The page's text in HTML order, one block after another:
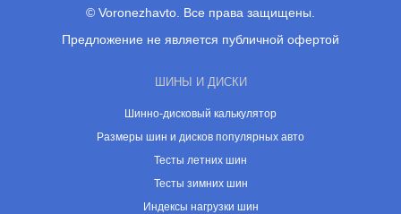
© Voronezhavto. Все права защищены.
Предложение не является публичной офертой
ШИНЫ И ДИСКИ
Шинно-дисковый калькулятор
Размеры шин и дисков популярных авто
Тесты летних шин
Тесты зимних шин
Индексы нагрузки шин